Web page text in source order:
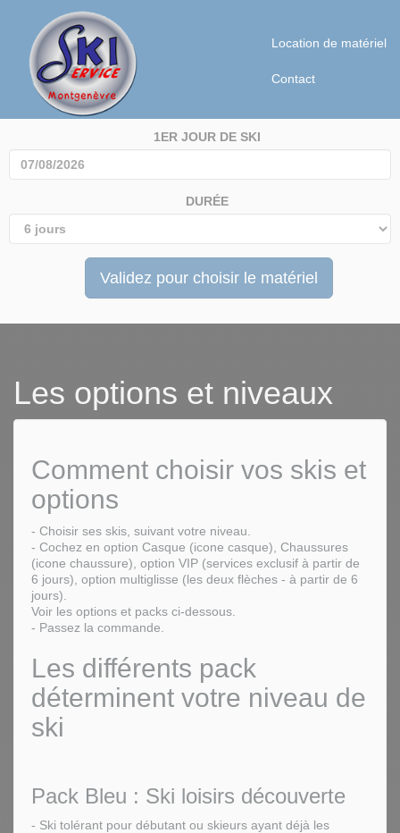
Location de matériel
Contact
1ER JOUR DE SKI
DURÉE
Validez pour choisir le matériel
Les options et niveaux
Comment choisir vos skis et
options
- Choisir ses skis, suivant votre niveau.
- Cochez en option Casque (icone casque), Chaussures
(icone chaussure), option VIP (services exclusif à partir de
6 jours), option multiglisse (les deux flèches - à partir de 6
jours).
Voir les options et packs ci-dessous.
- Passez la commande.
Les différents pack
déterminent votre niveau de
ski
Pack Bleu : Ski loisirs découverte
- Ski tolérant pour débutant ou skieurs ayant déjà les